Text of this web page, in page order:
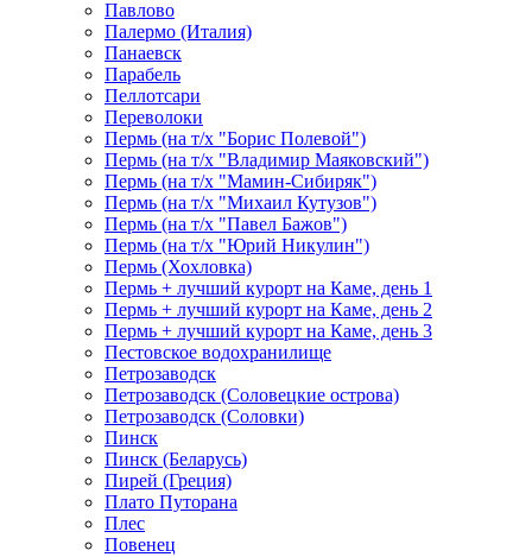
Павлово
Палермо (Италия)
Панаевск
Парабель
Пеллотсари
Переволоки
Пермь (на т/х "Борис Полевой")
Пермь (на т/х "Владимир Маяковский")
Пермь (на т/х "Мамин-Сибиряк")
Пермь (на т/х "Михаил Кутузов")
Пермь (на т/х "Павел Бажов")
Пермь (на т/х "Юрий Никулин")
Пермь (Хохловка)
Пермь + лучший курорт на Каме, день 1
Пермь + лучший курорт на Каме, день 2
Пермь + лучший курорт на Каме, день 3
Пестовское водохранилище
Петрозаводск
Петрозаводск (Соловецкие острова)
Петрозаводск (Соловки)
Пинск
Пинск (Беларусь)
Пирей (Греция)
Плато Путорана
Плес
Повенец